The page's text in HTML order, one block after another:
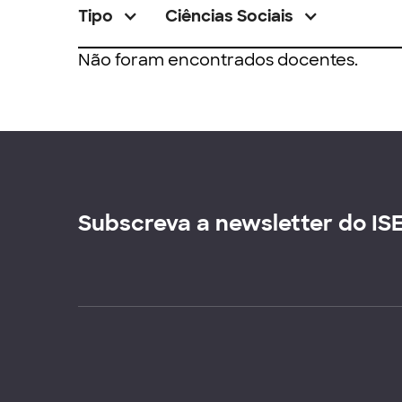
Tipo Ciências Sociais
Não foram encontrados docentes.
Subscreva a newsletter do